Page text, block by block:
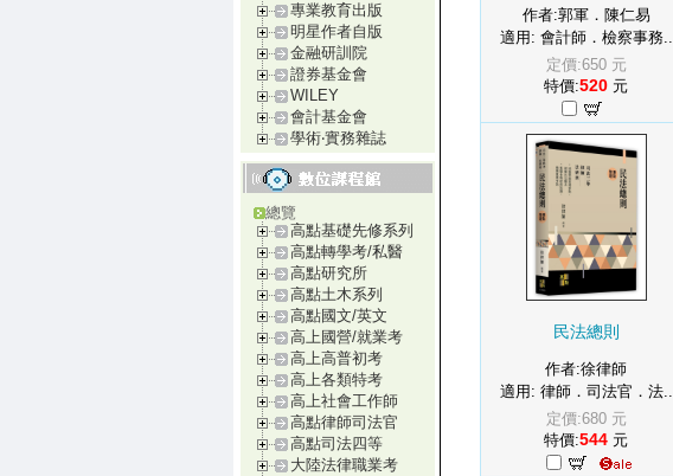
專業教育出版
明星作者自版
金融研訓院
證券基金會
WILEY
會計基金會
學術‧實務雜誌
總覽
高點基礎先修系列
高點轉學考/私醫
高點研究所
高點土木系列
高點國文/英文
高上國營/就業考
高上高普初考
高上各類特考
高上社會工作師
高點律師司法官
高點司法四等
大陸法律職業考
作者:郭軍．陳仁易
適用: 會計師．檢察事務..
定價:650 元
特價:520 元
民法總則
作者:徐律師
適用: 律師．司法官．法..
定價:680 元
特價:544 元